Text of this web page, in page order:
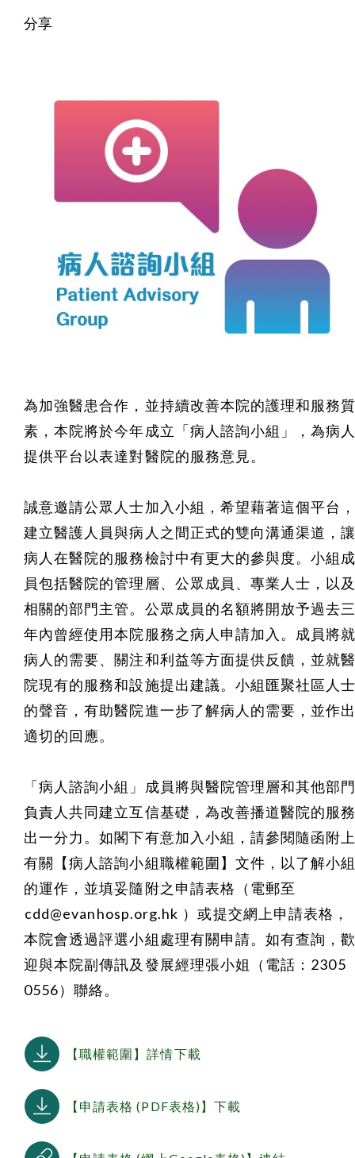
分享
為加強醫患合作，並持續改善本院的護理和服務
素，本院將於今年成立「病人諮詢小組」，為病
提供平台以表達對醫院的服務意見。
誠意邀請公眾人士加入小組，希望藉著這個平台
建立醫護人員與病人之間正式的雙向溝通渠道，
病人在醫院的服務檢討中有更大的參與度。小組
員包括醫院的管理層、公眾成員、專業人士，以
相關的部門主管。公眾成員的名額將開放予過去
年內曾經使用本院服務之病人申請加入。成員將
病人的需要、關注和利益等方面提供反饋，並就
院現有的服務和設施提出建議。小組匯聚社區人
的聲音，有助醫院進一步了解病人的需要，並作
適切的回應。
「病人諮詢小組」成員將與醫院管理層和其他部
負責人共同建立互信基礎，為改善播道醫院的服
出一分力。如閣下有意加入小組，請參閱隨函附
有關【病人諮詢小組職權範圍】文件，以了解小
的運作，並填妥隨附之申請表格（電郵至
cdd@evanhosp.org.hk ）或提交網上申請表格，
本院會透過評選小組處理有關申請。如有查詢，
迎與本院副傳訊及發展經理張小姐（電話：2305
0556）聯絡。
【職權範圍】詳情下載
【申請表格 (PDF表格)】下載